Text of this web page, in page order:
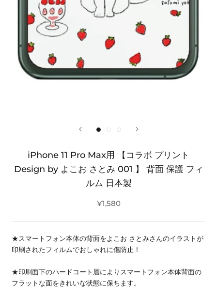
iPhone 11 Pro Max用 【コラボ プリント
Design by よこお さとみ 001 】 背面 保護 フィ
ルム 日本製
¥1,580
★スマートフォン本体の背面をよこお さとみさんのイラストが
印刷されたフィルムでおしゃれに傷防止！
★印刷面下のハードコート層によりスマートフォン本体背面の
フラットな面をきれいな状態に保ちます。